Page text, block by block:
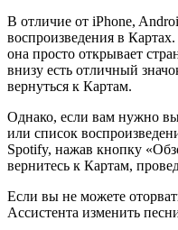
В отличие от iPhone,
воспроизведения в
она просто открывает
внизу есть отличный
вернуться к Картам.
Однако, если вам нужно
или список
Spotify, нажав кнопку
вернитесь к Картам,
Если вы не можете
Ассистента изменить